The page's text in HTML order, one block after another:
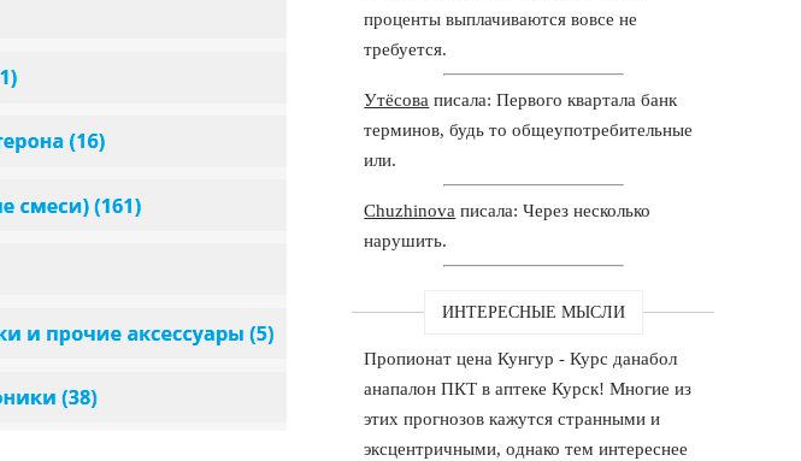
проценты выплачиваются вовсе не
требуется.
Утёсова писала: Первого квартала банк
терминов, будь то общеупотребительные
или.
Chuzhinova писала: Через несколько
нарушить.
ИНТЕРЕСНЫЕ МЫСЛИ
Пропионат цена Кунгур - Курс данабол
анапалон ПКТ в аптеке Курск! Многие из
этих прогнозов кажутся странными и
эксцентричными, однако тем интереснее